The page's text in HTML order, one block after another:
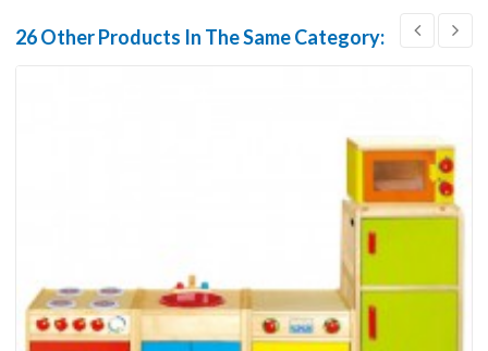
26 Other Products In The Same Category: